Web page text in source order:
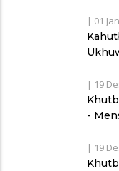
| 01
| 19
-
| 19